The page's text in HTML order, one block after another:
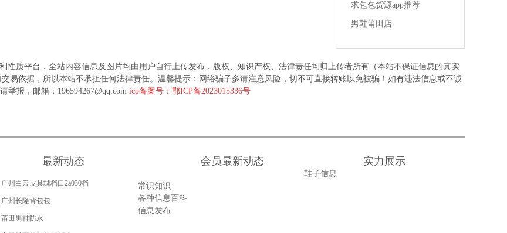
求包包货源app推荐
男鞋莆田店
性质平台，全站内容信息及图片均由用户自行上传发布，版权、知识产权、法律责任均归上传者所有（本站不保证信息的真实
易依据，所以本站不承担任何法律责任。温馨提示：网络骗子多请注意风险，切不可直接转账以免被骗！如有违法信息或不诚
举报，邮箱：196594267@qq.com icp备案号：鄂ICP备2023015336号
最新动态
广州白云皮具城档口2a030档
广州长隆背包包
莆田男鞋防水
会员最新动态 实力展示
鞋子信息
常识知识
各种信息百科
信息发布